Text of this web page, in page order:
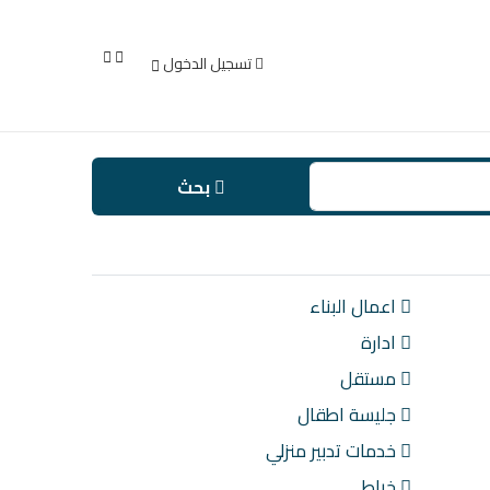
تسجيل الدخول
بحث
اعمال البناء
ادارة
مستقل
جليسة اطقال
خدمات تدبير منزلي